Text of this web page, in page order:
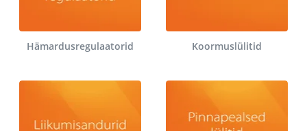
Hämardusregulaatorid Koormuslülitid